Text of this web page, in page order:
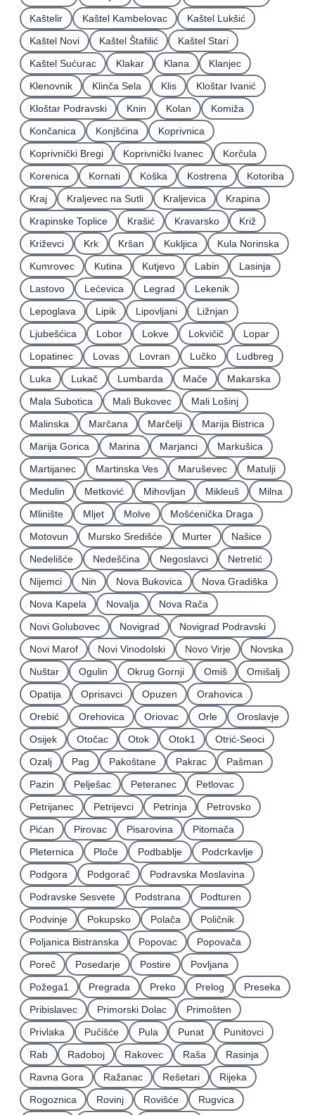
Kaštelir
Kaštel Kambelovac
Kaštel Lukšić
Kaštel Novi
Kaštel Štafilić
Kaštel Stari
Kaštel Sućurac
Klakar Klana
Klanjec
Klenovnik
Klinča Sela Klis
Kloštar Ivanić
Kloštar Podravski
Knin Kolan
Komiža
Končanica
Konjšćina
Koprivnica
Koprivnički Bregi
Koprivnički Ivanec
Korčula
Korenica
Kornati Koška Kostrena
Kotoriba
Kraj
Kraljevec na Sutli Kraljevica
Krapina
Krapinske Toplice
Krašić Kravarsko
Križ
Križevci
Krk Kršan Kukljica
Kula Norinska
Kumrovec
Kutina Kutjevo Labin
Lasinja
Lastovo
Lećevica Legrad
Lekenik
Lepoglava
Lipik Lipovljani
Ližnjan
Ljubešćica
Lobor Lokve Lokvičič
Lopar
Lopatinec
Lovas Lovran Lučko
Ludbreg
Luka
Lukač Lumbarda Mače
Makarska
Mala Subotica
Mali Bukovec
Mali Lošinj
Malinska
Marčana Marčelji
Marija Bistrica
Marija Gorica
Marina Marjanci
Markušica
Martijanec
Martinska Ves Maruševec
Matulji
Medulin
Metković Mihovljan Mikleuš
Milna
Mlinište
Mljet Molve
Mošćenička Draga
Motovun
Mursko Središće Murter
Našice
Nedelišće
Nedeščina Negoslavci
Netretić
Nijemci
Nin Nova Bukovica
Nova Gradiška
Nova Kapela
Novalja
Nova Rača
Novi Golubovec
Novigrad
Novigrad Podravski
Novi Marof
Novi Vinodolski Novo Virje
Novska
Nuštar
Ogulin Okrug Gornji Omiš
Omišalj
Opatija
Oprisavci Opuzen
Orahovica
Orebić
Orehovica Oriovac Orle
Oroslavje
Osijek
Otočac Otok Otok1
Otrić-Seoci
Ozalj
Pag Pakoštane Pakrac
Pašman
Pazin
Pelješac Peteranec
Petlovac
Petrijanec
Petrijevci Petrinja
Petrovsko
Pićan
Pirovac Pisarovina
Pitomača
Pleternica
Ploče Podbablje
Podcrkavlje
Podgora
Podgorač
Podravska Moslavina
Podravske Sesvete
Podstrana
Podturen
Podvinje
Pokupsko Polača
Poličnik
Poljanica Bistranska
Popovac
Popovača
Poreč
Posedarje Postire
Povljana
Požega1
Pregrada Preko Prelog
Preseka
Pribislavec
Primorski Dolac
Primošten
Privlaka
Pučišće Pula Punat
Punitovci
Rab
Radoboj Rakovec Raša
Rasinja
Ravna Gora
Ražanac Rešetari
Rijeka
Rogoznica
Rovinj Rovišće
Rugvica